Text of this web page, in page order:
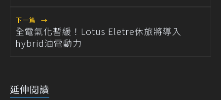
下一篇 →
全電氣化暫緩！Lotus Eletre休旅將導入
hybrid油電動力
延伸閱讀